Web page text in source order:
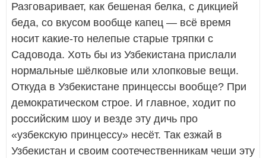
Разговаривает, как бешеная белка, с дикцией
беда, со вкусом вообще капец — всё время
носит какие-то нелепые старые тряпки с
Садовода. Хоть бы из Узбекистана прислали
нормальные шёлковые или хлопковые вещи.
Откуда в Узбекистане принцессы вообще? При
демократическом строе. И главное, ходит по
российским шоу и везде эту дичь про
«узбекскую принцессу» несёт. Так езжай в
Узбекистан и своим соотечественникам чеши эту